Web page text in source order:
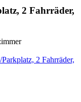
2 Fahrräder,
2 Fahrräder,